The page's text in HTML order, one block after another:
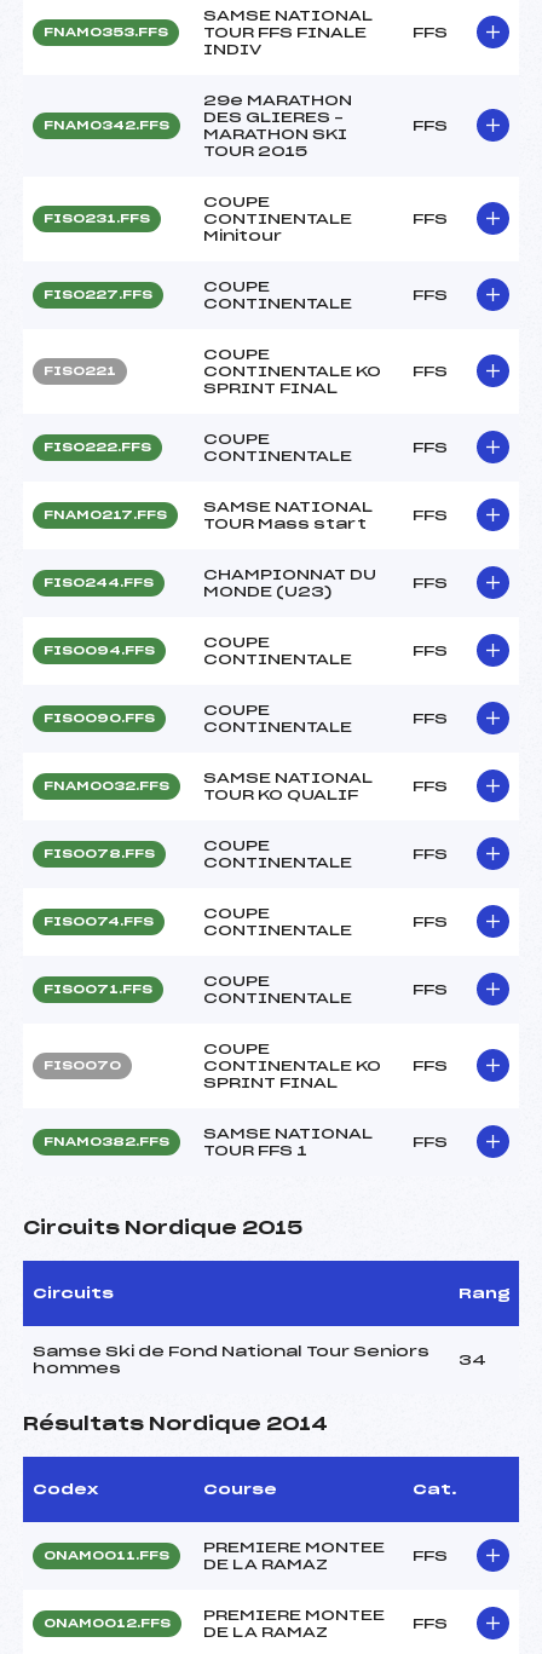
FNAM0353.FFS
SAMSE NATIONAL
TOUR FFS FINALE
INDIV
FFS
FNAM0342.FFS
29e MARATHON
DES GLIERES –
MARATHON SKI
TOUR 2015
FFS
FIS0231.FFS
COUPE
CONTINENTALE
Minitour
FFS
FIS0227.FFS
COUPE
CONTINENTALE
FFS
FIS0221
COUPE
CONTINENTALE KO
SPRINT FINAL
FFS
FIS0222.FFS
COUPE
CONTINENTALE
FFS
FNAM0217.FFS
SAMSE NATIONAL
TOUR Mass start
FFS
FIS0244.FFS
CHAMPIONNAT DU
MONDE (U23)
FFS
FIS0094.FFS
COUPE
CONTINENTALE
FFS
FIS0090.FFS
COUPE
CONTINENTALE
FFS
FNAM0032.FFS
SAMSE NATIONAL
TOUR KO QUALIF
FFS
FIS0078.FFS
COUPE
CONTINENTALE
FFS
FIS0074.FFS
COUPE
CONTINENTALE
FFS
FIS0071.FFS
COUPE
CONTINENTALE
FFS
FIS0070
COUPE
CONTINENTALE KO
SPRINT FINAL
FFS
FNAM0382.FFS
SAMSE NATIONAL
TOUR FFS 1
FFS
Circuits Nordique 2015
Circuits Rang
Samse Ski de Fond National Tour Seniors
hommes
34
Résultats Nordique 2014
Codex Course Cat.
ONAM0011.FFS
PREMIERE MONTEE
DE LA RAMAZ
FFS
ONAM0012.FFS
PREMIERE MONTEE
DE LA RAMAZ
FFS